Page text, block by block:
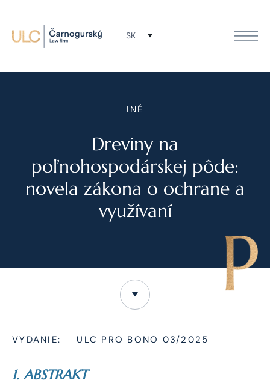
SK
INÉ
Dreviny na
poľnohospodárskej pôde:
novela zákona o ochrane a
využívaní
VYDANIE: ULC PRO BONO 03/2025
1. ABSTRAKT